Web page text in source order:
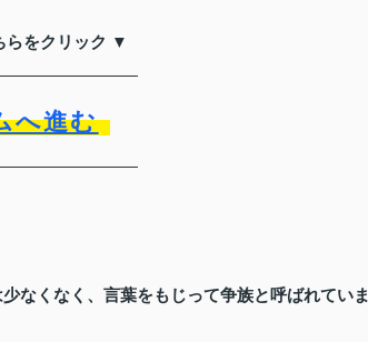
らをクリック ▼
へ進む
なくなく、言葉をもじって争族と呼ばれていま